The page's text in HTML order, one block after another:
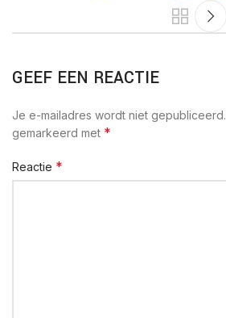
GEEF EEN REACTIE
Je e-mailadres wordt niet gepubliceerd.
gemarkeerd met *
Reactie *